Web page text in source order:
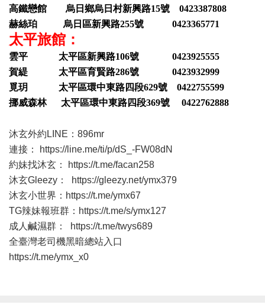
高鐵戀館 烏日鄉烏日村新興路15號 0423387808
赫絲珀 烏日區新興路255號 0423365771
太平旅館：
雲平 太平區新興路106號 0423925555
賀緹 太平區育賢路286號 0423932999
覓玥 太平區環中東路四段629號 0422755599
挪威森林 太平區環中東路四段369號 0422762888
沐玄外約LINE：896mr
連接：
https://line.me/ti/p/dS_-FW08dN
約妹找沐玄：
https://t.me/facan258
沐玄Gleezy：
https://gleezy.net/ymx379
沐玄小世界： https://t.me/ymx67
TG辣妹報班群： https://t.me/s/ymx127
成人鹹濕群：
https://t.me/twys689
全臺灣老司機黑暗總站入口
https://t.me/ymx_x0